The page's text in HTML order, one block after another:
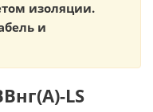
изоляции.
и
LS